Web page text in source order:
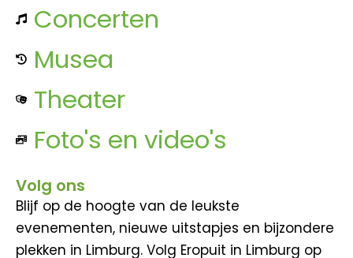
Concerten
Musea
Theater
Foto's en video's
Volg ons
Blijf op de hoogte van de leukste
evenementen, nieuwe uitstapjes en bijzondere
plekken in Limburg. Volg Eropuit in Limburg op